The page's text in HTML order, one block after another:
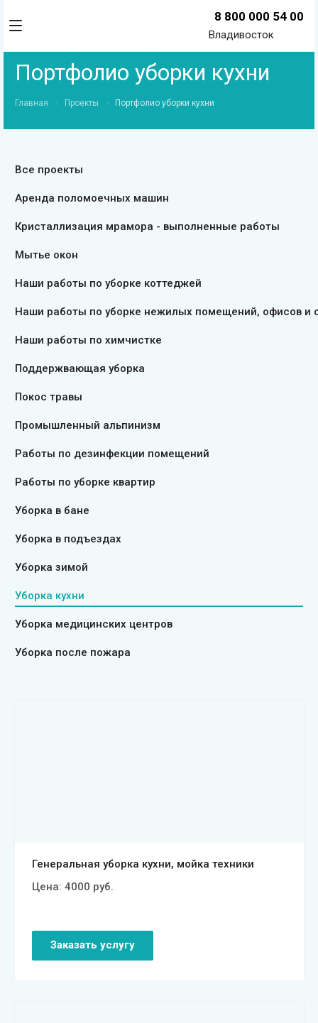
8 800 000 54 00
Владивосток
Портфолио уборки кухни
Главная Проекты Портфолио уборки кухни
Все проекты
Аренда поломоечных машин
Кристаллизация мрамора - выполненные работы
Мытье окон
Наши работы по уборке коттеджей
Наши работы по уборке нежилых помещений, офисов и
Наши работы по химчистке
Поддержвающая уборка
Покос травы
Промышленный альпинизм
Работы по дезинфекции помещений
Работы по уборке квартир
Уборка в бане
Уборка в подъездах
Уборка зимой
Уборка кухни
Уборка медицинских центров
Уборка после пожара
Генеральная уборка кухни, мойка техники
Цена: 4000 руб.
Заказать услугу